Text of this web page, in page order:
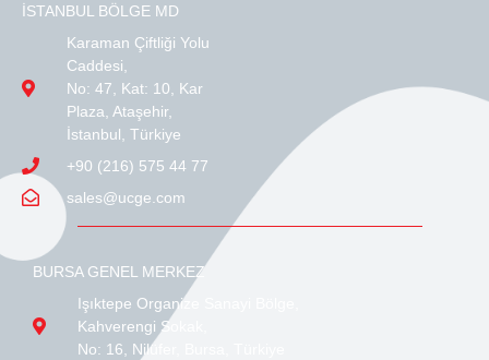
BURSA GENEL MERKEZ
Işıktepe Organize Sanayi Bölge,
Kahverengi Sokak,
No: 16, Nilüfer, Bursa, Türkiye
İSTANBUL BÖLGE MD
Karaman Çiftliği Yolu
Caddesi,
No: 47, Kat: 10, Kar
Plaza, Ataşehir,
İstanbul, Türkiye
+90 (216) 575 44 77
sales@ucge.com